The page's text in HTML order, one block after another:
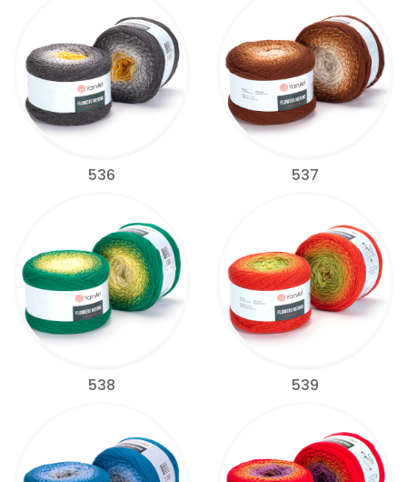
536 537
538 539